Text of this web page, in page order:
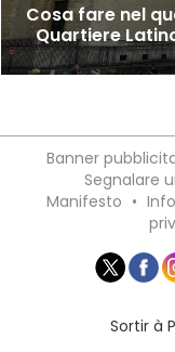
Cosa fare nel
Quartiere
Banner
Segnalare
Manifesto •
Sortir à